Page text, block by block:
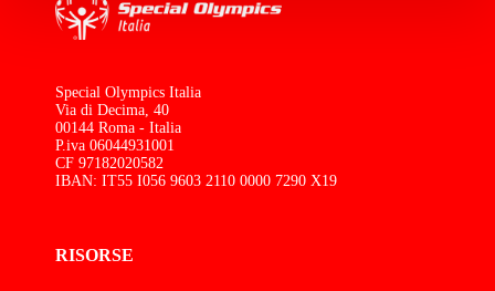
Special Olympics Italia
Via di Decima, 40
00144 Roma - Italia
P.iva 06044931001
CF 97182020582
IBAN: IT55 I056 9603 2110 0000 7290 X19
RISORSE